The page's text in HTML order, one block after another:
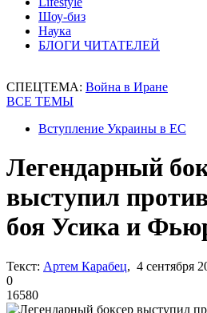
Шоу-биз
Наука
БЛОГИ ЧИТАТЕЛЕЙ
СПЕЦТЕМА: Война в Иране
ВСЕ ТЕМЫ
Вступление Украины в ЕС
Легендарный
выступил
боя Усика и
Текст: Артем Карабец, 4 сентября
0
16580